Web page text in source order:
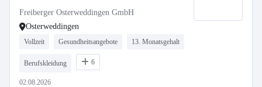
Freiberger Osterweddingen GmbH
Osterweddingen
Vollzeit Gesundheitsangebote 13. Monatsgehalt
Berufskleidung 6
02.08.2026